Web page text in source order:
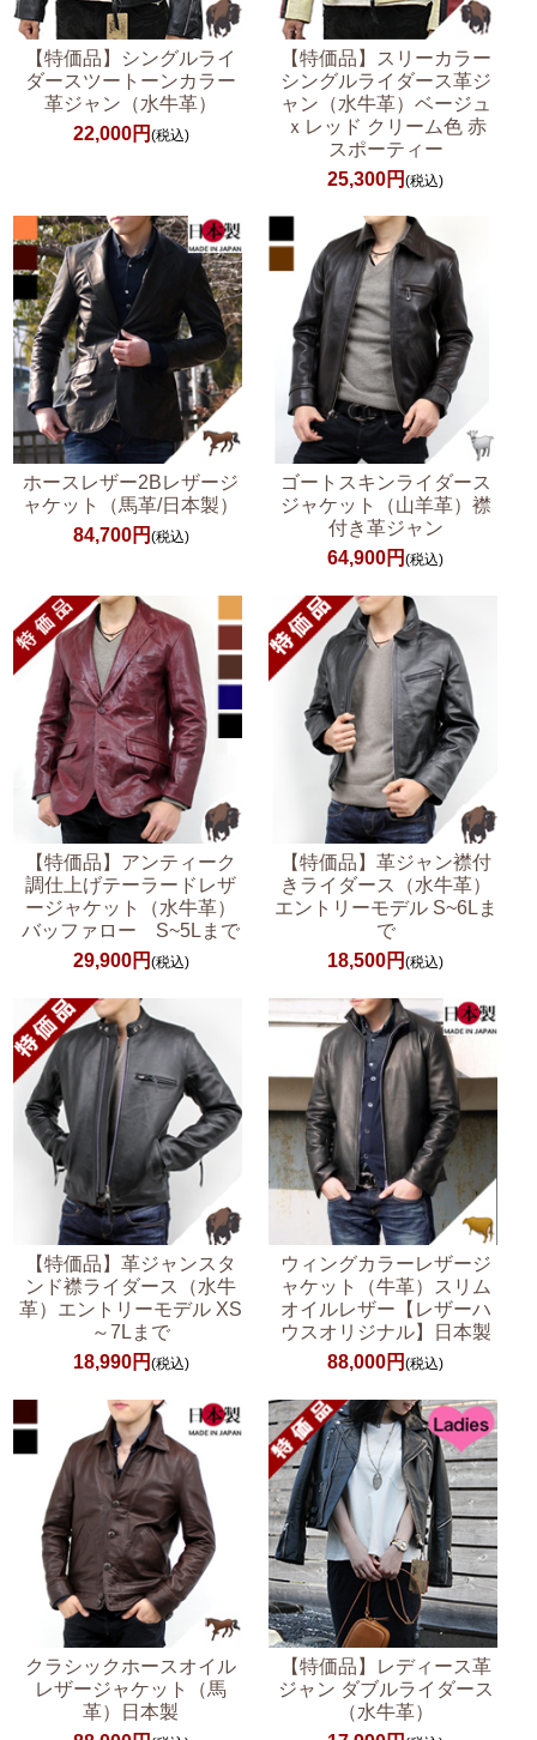
【特価品】シングルライ
ダースツートーンカラー
革ジャン（水牛革）
22,000円 (税込)
【特価品】スリーカラー
シングルライダース革ジ
ャン（水牛革）ベージュ
ｘレッド クリーム色 赤
スポーティー
25,300円(税込)
ホースレザー2Bレザージ
ャケット（馬革/日本製）
84,700円 (税込)
ゴートスキンライダース
ジャケット（山羊革）襟
付き革ジャン
64,900円(税込)
【特価品】アンティーク
調仕上げテーラードレザ
ージャケット（水牛革）
バッファロー S~5Lまで
29,900円 (税込)
【特価品】革ジャン襟付
きライダース（水牛革）
エントリーモデル S~6Lま
で
18,500円(税込)
【特価品】革ジャンスタ
ンド襟ライダース（水牛
革）エントリーモデル XS
～7Lまで
18,990円 (税込)
ウィングカラーレザージ
ャケット（牛革）スリム
オイルレザー【レザーハ
ウスオリジナル】日本製
88,000円(税込)
クラシックホースオイル
レザージャケット（馬
革）日本製
【特価品】レディース革
ジャン ダブルライダース
（水牛革）